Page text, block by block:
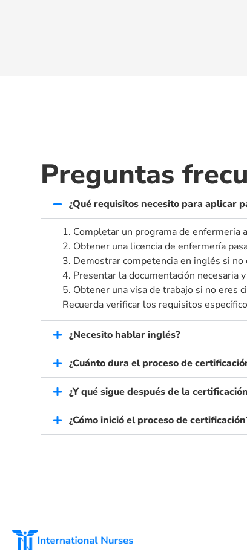
Preguntas
¿Qué requisitos necesito para aplicar
1. Completar un programa de enfermería
2. Obtener una licencia de enfermería
3. Demostrar competencia en inglés si
4. Presentar la documentación necesaria
5. Obtener una visa de trabajo si no eres
Recuerda verificar los requisitos
¿Necesito hablar inglés?
¿Cuánto dura el proceso de
¿Y qué sigue después de la
¿Cómo inició el proceso de